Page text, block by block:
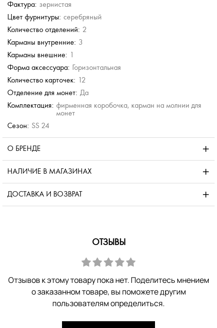
Фактура: зернистая
Цвет фурнитуры: серебряный
Количество отделений: 2
Карманы внутренние: 3
Карманы внешние: 1
Форма аксессуара: Горизонтальная
Количество карточек: 12
Отделение для монет: Да
Комплектация: фирменная коробочка, карман на молнии для
монет
Сезон: SS 24
О БРЕНДЕ
НАЛИЧИЕ В МАГАЗИНАХ
ДОСТАВКА И ВОЗВРАТ
ОТЗЫВЫ
Отзывов к этому товару пока нет. Поделитесь мнением
о заказанном товаре, вы поможете другим
пользователям определиться.